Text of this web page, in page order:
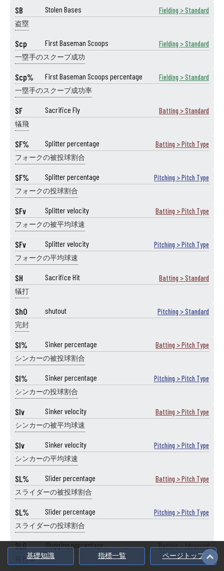
SB Stolen Bases Fielding > Standard
盗塁
Scp First Baseman Scoops Fielding > Standard
一塁手のスクープ成功
Scp% First Baseman Scoops percentage Fielding > Standard
一塁手のスクープ成功率
SF Sacrifice Fly Batting > Standard
犠飛
SF% Splitter percentage Batting > Pitch Type
フォークの被投球割合
SF% Splitter percentage Pitching > Pitch Type
フォークの投球割合
SFv Splitter velocity Batting > Pitch Type
フォークの被平均球速
SFv Splitter velocity Pitching > Pitch Type
フォークの平均球速
SH Sacrifice Hit Batting > Standard
犠打
ShO shutout Pitching > Standard
完封
SI% Sinker percentage Batting > Pitch Type
シンカーの被投球割合
SI% Sinker percentage Pitching > Pitch Type
シンカーの投球割合
SIv Sinker velocity Batting > Pitch Type
シンカーの被平均球速
SIv Sinker velocity Pitching > Pitch Type
シンカーの平均球速
SL% Slider percentage Batting > Pitch Type
スライダーの被投球割合
SL% Slider percentage Pitching > Pitch Type
スライダーの投球割合
SLG Slugging percentage Batting > Advanced
長打率
基礎知識 指標一覧 ページトップ